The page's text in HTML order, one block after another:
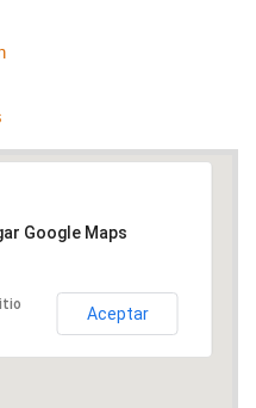
Google Maps
Aceptar